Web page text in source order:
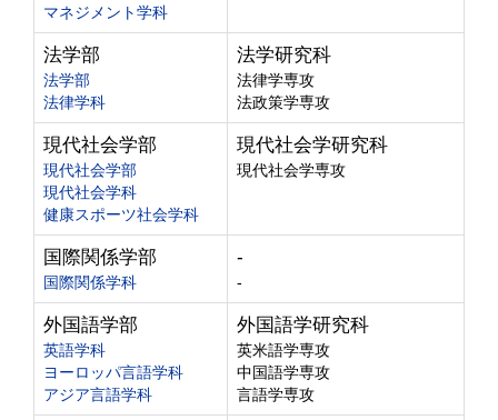
マネジメント学科
法学部
法学部
法律学科
法学研究科
法律学専攻
法政策学専攻
現代社会学部
現代社会学部
現代社会学科
健康スポーツ社会学科
現代社会学研究科
現代社会学専攻
国際関係学部
国際関係学科
-
-
外国語学部
英語学科
ヨーロッパ言語学科
アジア言語学科
外国語学研究科
英米語学専攻
中国語学専攻
言語学専攻